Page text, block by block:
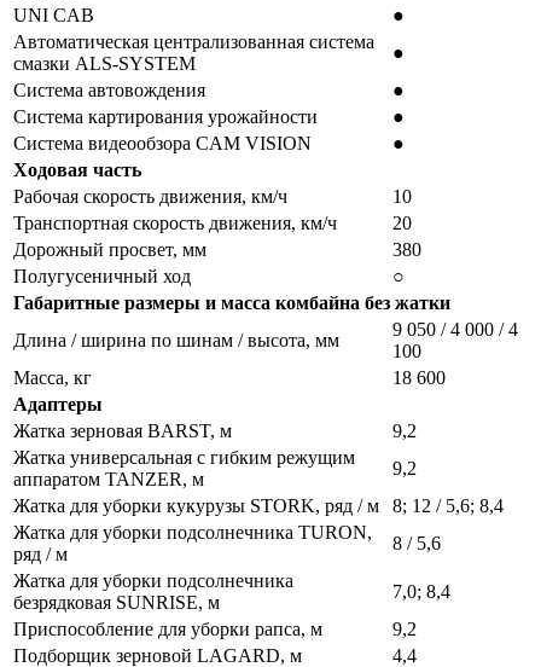
UNI CAB
●
Автоматическая централизованная система
смазки ALS-SYSTEM
●
Система автовождения
●
Система картирования урожайности
●
Система видеообзора CAM VISION
●
Ходовая часть
Рабочая скорость движения, км/ч
10
Транспортная скорость движения, км/ч
20
Дорожный просвет, мм
380
Полугусеничный ход
○
Габаритные размеры и масса комбайна без жатки
Длина / ширина по шинам / высота, мм
9 050 / 4 000 / 4
100
Масса, кг
18 600
Адаптеры
Жатка зерновая BARST, м
9,2
Жатка универсальная с гибким режущим
аппаратом TANZER, м
9,2
Жатка для уборки кукурузы STORK, ряд / м
8; 12 / 5,6; 8,4
Жатка для уборки подсолнечника TURON,
ряд / м
8 / 5,6
Жатка для уборки подсолнечника
безрядковая SUNRISE, м
7,0; 8,4
Приспособление для уборки рапса, м
9,2
Подборщик зерновой LAGARD, м
4,4